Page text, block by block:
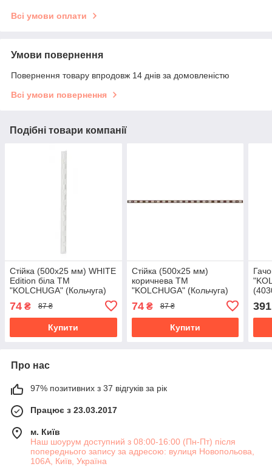
Всі умови оплати
Умови повернення
Повернення товару впродовж 14 днів за домовленістю
Всі умови повернення
Подібні товари компанії
Стійка (500х25 мм) WHITE
Edition біла ТМ
"KOLCHUGA" (Кольчуга)
74 ₴ 87 ₴
Купити
Стійка (500х25 мм)
коричнева ТМ
"KOLCHUGA" (Кольчуга)
74₴ 87 ₴
Купити
391
Про нас
97% позитивних з 37 відгуків за рік
Працює з 23.03.2017
м. Київ
Наш шоурум доступний з 08:00-16:00 (Пн-Пт) після
попереднього запису за адресою: вулиця Новопольова,
106А, Київ, Україна